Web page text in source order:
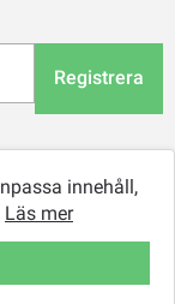
Registrera
innehåll,
Läs mer